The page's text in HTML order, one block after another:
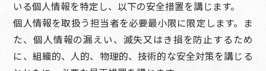
いる個人情報を特定し、以下の安全措置を講じます。
個人情報を取扱う担当者を必要最小限に限定します。ま
た、個人情報の漏えい、滅失又はき損を防止するため
に、組織的、人的、物理的、技術的な安全対策を講じる